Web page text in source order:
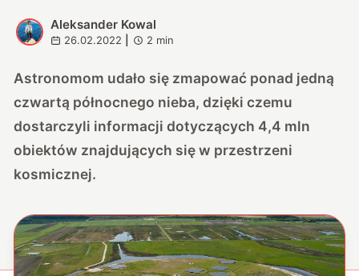
A
Aleksander Kowal
26.02.2022 2 min
Astronomom udało się zmapować ponad jedną
czwartą północnego nieba, dzięki czemu
dostarczyli informacji dotyczących 4,4 mln
obiektów znajdujących się w przestrzeni
kosmicznej.